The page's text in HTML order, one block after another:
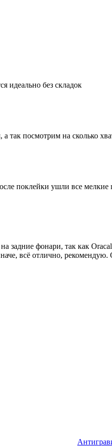
идеально без складок
так посмотрим на сколько
поклейки ушли все
фонари, так как
всё отлично, рекомендую.